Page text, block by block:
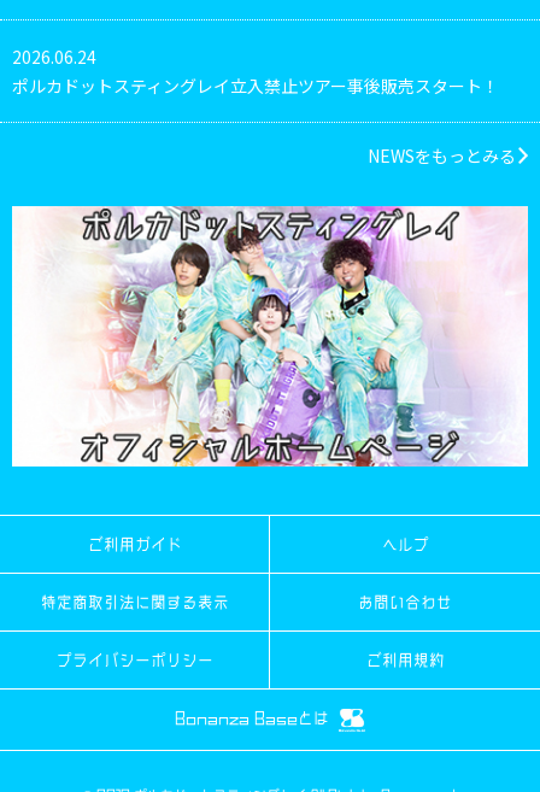
2026.06.24
ポルカドットスティングレイ立入禁止ツアー事後販売スタート！
NEWSをもっとみる
ご利用ガイド ヘルプ
特定商取引法に関する表示 お問い合わせ
プライバシーポリシー ご利用規約
Bonanza Baseとは